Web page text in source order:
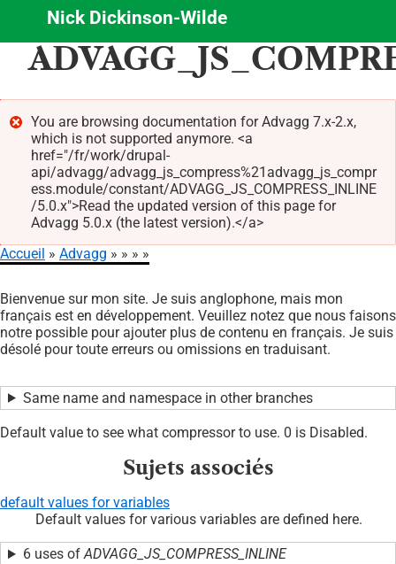
Aller
principal
Nick Dickinson-Wilde
Message
d'erreur
You are browsing documentation for Advagg 7.x-2.x,
which is not supported anymore. <a
href="/fr/work/drupal-
api/advagg/advagg_js_compress%21advagg_js_compr
ess.module/constant/ADVAGG_JS_COMPRESS_INLINE
/5.0.x">Read the updated version of this page for
Advagg 5.0.x (the latest version).</a>
d'Ariane
Accueil Advagg
Bienvenue sur mon site. Je suis anglophone, mais mon
français est en développement. Veuillez notez que nous faisons
notre possible pour ajouter plus de contenu en français. Je suis
désolé pour toute erreurs ou omissions en traduisant.
Same name and namespace in other branches
Default value to see what compressor to use. 0 is Disabled.
Sujets associés
default values for variables
Default values for various variables are defined here.
6 uses ofADVAGG_JS_COMPRESS_INLINE